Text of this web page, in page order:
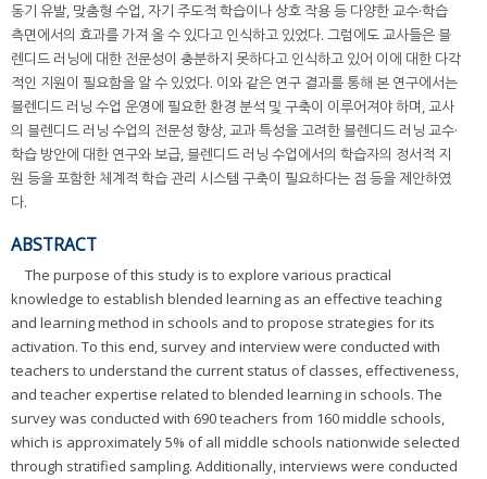
동기 유발, 맞춤형 수업, 자기 주도적 학습이나 상호 작용 등 다양한 교수·학습
측면에서의 효과를 가져 올 수 있다고 인식하고 있었다. 그럼에도 교사들은 블
렌디드 러닝에 대한 전문성이 충분하지 못하다고 인식하고 있어 이에 대한 다각
적인 지원이 필요함을 알 수 있었다. 이와 같은 연구 결과를 통해 본 연구에서는
블렌디드 러닝 수업 운영에 필요한 환경 분석 및 구축이 이루어져야 하며, 교사
의 블렌디드 러닝 수업의 전문성 향상, 교과 특성을 고려한 블렌디드 러닝 교수·
학습 방안에 대한 연구와 보급, 블렌디드 러닝 수업에서의 학습자의 정서적 지
원 등을 포함한 체계적 학습 관리 시스템 구축이 필요하다는 점 등을 제안하였
다.
ABSTRACT
The purpose of this study is to explore various practical
knowledge to establish blended learning as an effective teaching
and learning method in schools and to propose strategies for its
activation. To this end, survey and interview were conducted with
teachers to understand the current status of classes, effectiveness,
and teacher expertise related to blended learning in schools. The
survey was conducted with 690 teachers from 160 middle schools,
which is approximately 5% of all middle schools nationwide selected
through stratified sampling. Additionally, interviews were conducted